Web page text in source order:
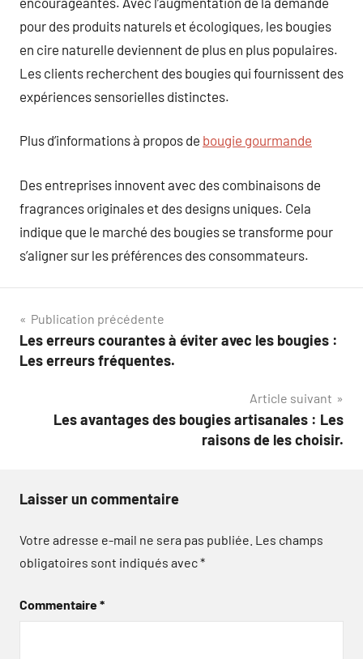
pour des produits naturels et écologiques, les bougies
en cire naturelle deviennent de plus en plus populaires.
Les clients recherchent des bougies qui fournissent des
expériences sensorielles distinctes.
Plus d’informations à propos de bougie gourmande
Des entreprises innovent avec des combinaisons de
fragrances originales et des designs uniques. Cela
indique que le marché des bougies se transforme pour
s’aligner sur les préférences des consommateurs.
Navigation
de
Publication précédente
Les erreurs courantes à éviter avec les bougies :
Les erreurs fréquentes.
Article suivant
Les avantages des bougies artisanales : Les
raisons de les choisir.
Laisser un commentaire
Votre adresse e-mail ne sera pas publiée. Les champs
obligatoires sont indiqués avec*
Commentaire*